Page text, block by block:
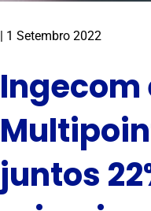
| 1 Setembro 2022
Ingecom
juntos